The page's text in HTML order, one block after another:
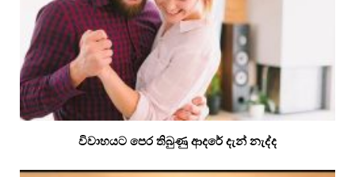
විවාහයට පෙර තිබුණු ආදරේ දැන් නැද්ද